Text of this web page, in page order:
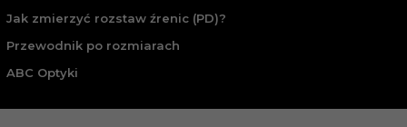
Jak zmierzyć rozstaw źrenic (PD)?
Przewodnik po rozmiarach
ABC Optyki